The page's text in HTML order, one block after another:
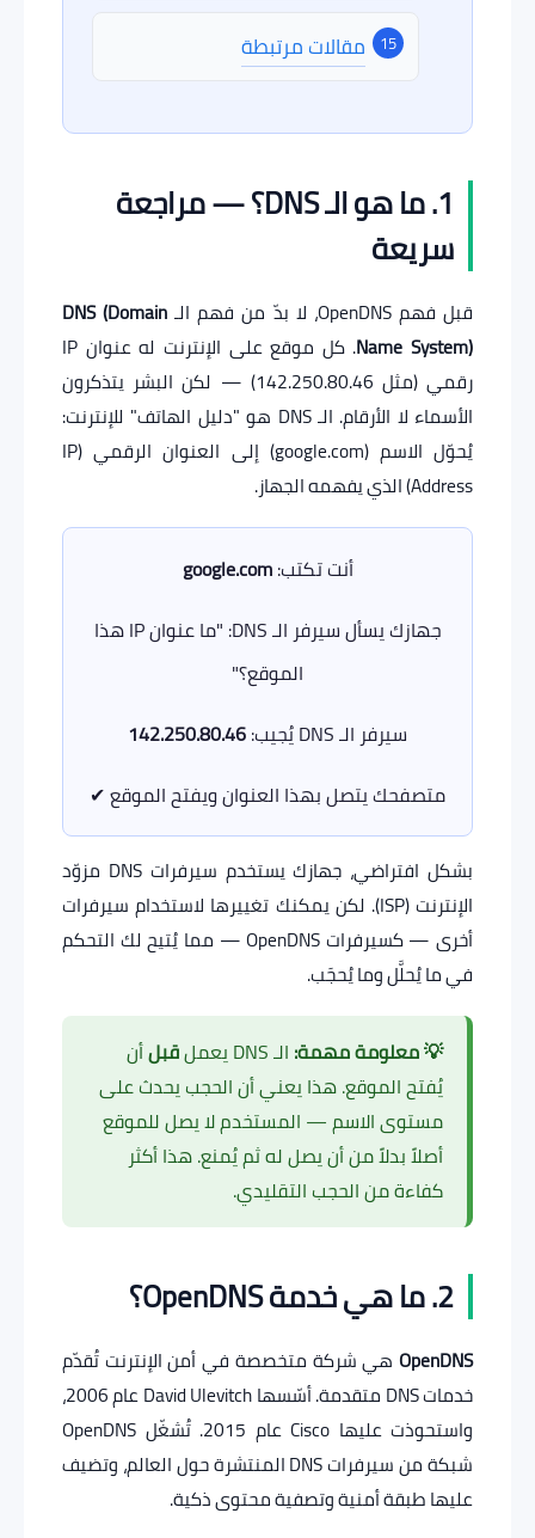
مقالات مرتبطة
1. ما هو الـ DNS؟ — مراجعة
سريعة
قبل فهم OpenDNS، لا بدّ من فهم الـ
DNS (Domain
Name System)
. كل موقع على الإنترنت له عنوان IP
رقمي (مثل 142.250.80.46) — لكن البشر يتذكرون
الأسماء لا الأرقام. الـ DNS هو "دليل الهاتف" للإنترنت:
يُحوّل الاسم (google.com) إلى العنوان الرقمي (IP
Address) الذي يفهمه الجهاز.
أنت تكتب:google.com
جهازك يسأل سيرفر الـ DNS: "ما عنوان IP هذا
الموقع؟"
سيرفر الـ DNS يُجيب:
142.250.80.46
متصفحك يتصل بهذا العنوان ويفتح الموقع ✔
بشكل افتراضي، جهازك يستخدم سيرفرات DNS مزوّد
الإنترنت (ISP). لكن يمكنك تغييرها لاستخدام سيرفرات
أخرى — كسيرفرات OpenDNS — مما يُتيح لك التحكم
في ما يُحلَّل وما يُحجَب.
💡 معلومة مهمة: الـ DNS يعمل قبلأن
يُفتح الموقع. هذا يعني أن الحجب يحدث على
مستوى الاسم — المستخدم لا يصل للموقع
أصلاً بدلاً من أن يصل له ثم يُمنع. هذا أكثر
كفاءة من الحجب التقليدي.
2. ما هي خدمة OpenDNS؟
OpenDNS هي شركة متخصصة في أمن الإنترنت تُقدّم
خدمات DNS متقدمة. أسّسها David Ulevitch عام 2006،
واستحوذت عليها Cisco عام 2015. تُشغّل OpenDNS
شبكة من سيرفرات DNS المنتشرة حول العالم، وتضيف
عليها طبقة أمنية وتصفية محتوى ذكية.